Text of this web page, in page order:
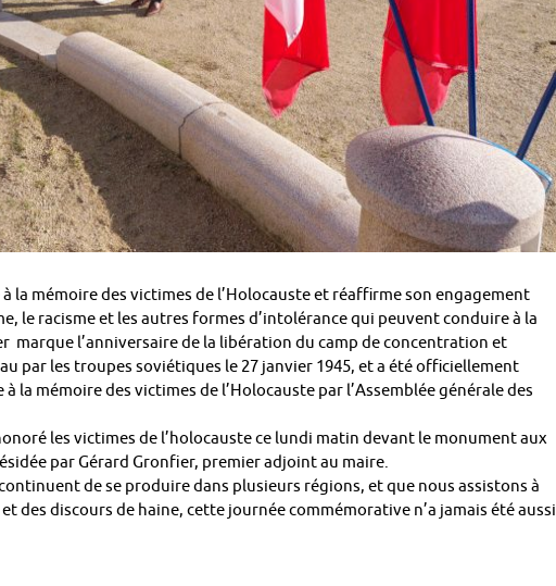
à la mémoire des victimes de l’Holocauste et réaffirme son engagement
le racisme et les autres formes d’intolérance qui peuvent conduire à la
marque l’anniversaire de la libération du camp de concentration et
par les troupes soviétiques le 27 janvier 1945, et a été officiellement
la mémoire des victimes de l’Holocauste par l’Assemblée générale des
les victimes de l’holocauste ce lundi matin devant le monument aux
par Gérard Gronfier, premier adjoint au maire.
de se produire dans plusieurs régions, et que nous assistons à
des discours de haine, cette journée commémorative n’a jamais été aussi